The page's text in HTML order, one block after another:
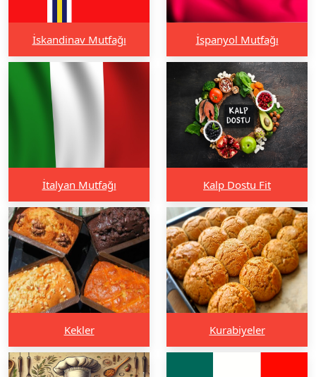
İskandinav Mutfağı İspanyol Mutfağı
İtalyan Mutfağı Kalp Dostu Fit
Kekler Kurabiyeler